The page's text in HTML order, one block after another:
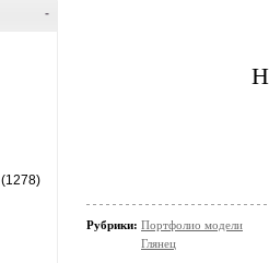
-
(1278)
Рубрики: Портфолио модели
Глянец